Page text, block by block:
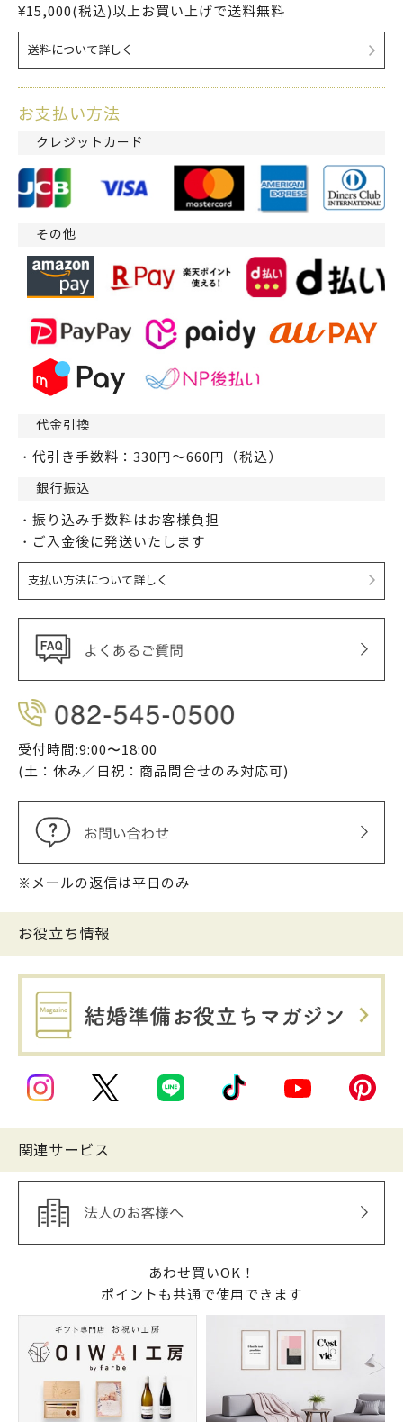
¥15,000(税込)以上お買い上げで送料無料
送料について詳しく
お支払い方法
クレジットカード
その他
代金引換
・代引き手数料：330円～660円（税込）
銀行振込
・振り込み手数料はお客様負担
・ご入金後に発送いたします
支払い方法について詳しく
受付時間:9:00〜18:00
(土：休み／日祝：商品問合せのみ対応可)
※メールの返信は平日のみ
お役立ち情報
関連サービス
あわせ買いOK！
ポイントも共通で使用できます